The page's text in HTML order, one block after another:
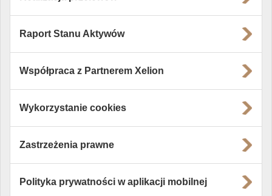
Raport Stanu Aktywów
Współpraca z Partnerem Xelion
Wykorzystanie cookies
Zastrzeżenia prawne
Polityka prywatności w aplikacji mobilnej